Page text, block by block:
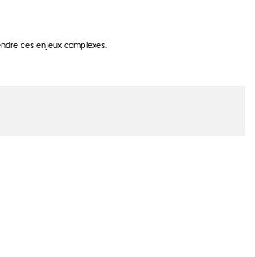
ces enjeux complexes.